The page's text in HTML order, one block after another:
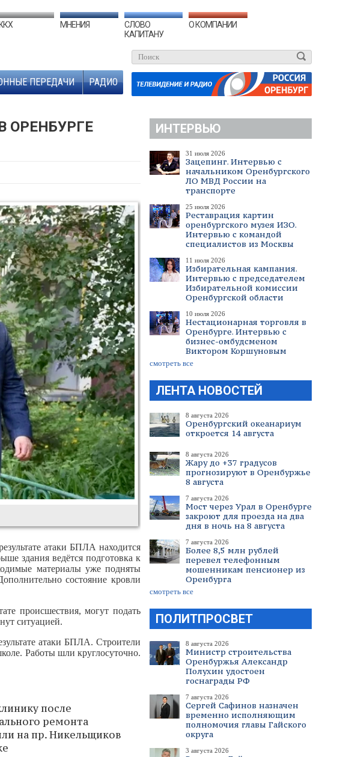
МНЕНИЯ
СЛОВО
КАПИТАНУ
О КОМПАНИИ
ПЕРЕДАЧИ РАДИО
ИНТЕРВЬЮ
31 июля 2026
Зацепинг. Интервью с
начальником Оренбургского
ЛО МВД России на
транспорте
25 июля 2026
Реставрация картин
оренбургского музея ИЗО.
Интервью с командой
специалистов из Москвы
11 июля 2026
Избирательная кампания.
Интервью с председателем
Избирательной комиссии
Оренбургской области
10 июля 2026
Нестационарная торговля в
Оренбурге. Интервью с
бизнес-омбудсменом
Виктором Коршуновым
смотреть все
ЛЕНТА НОВОСТЕЙ
8 августа 2026
Оренбургский океанариум
откроется 14 августа
8 августа 2026
Жару до +37 градусов
прогнозируют в Оренбуржье
8 августа
7 августа 2026
Мост через Урал в Оренбурге
закроют для проезда на два
дня в ночь на 8 августа
7 августа 2026
Более 8,5 млн рублей
перевел телефонным
мошенникам пенсионер из
Оренбурга
смотреть все
ПОЛИТПРОСВЕТ
8 августа 2026
Министр строительства
Оренбуржья Александр
Полухин удостоен
госнаграды РФ
7 августа 2026
Сергей Сафинов назначен
временно исполняющим
полномочия главы Гайского
округа
3 августа 2026
ОРЕНБУРГЕ
атаки БПЛА находится
здания ведётся подготовка к
материалы уже подняты
состояние кровли
происшествия, могут подать
ситуацией.
атаки БПЛА. Строители
Работы шли круглосуточно.
после
ремонта
на пр. Никельщиков